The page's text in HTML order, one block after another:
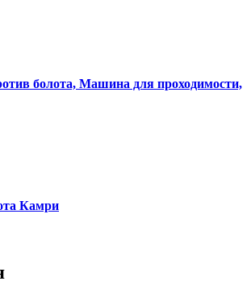
болота, Машина для проходимости,
Камри